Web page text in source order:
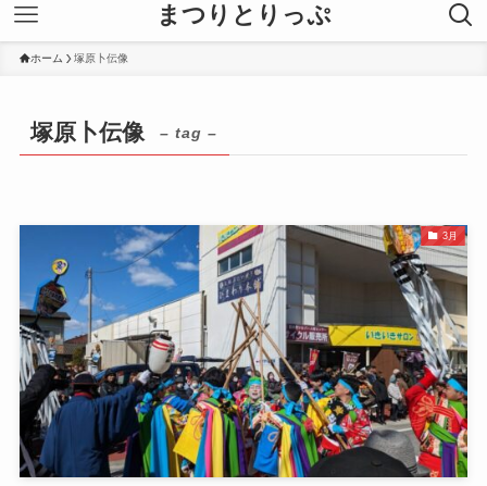
まつりとりっぷ
ホーム 塚原卜伝像
塚原卜伝像 – tag –
3月